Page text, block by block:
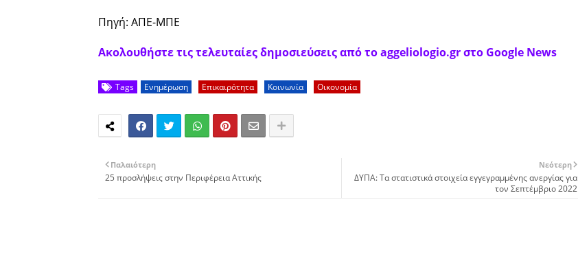
Πηγή: ΑΠΕ-ΜΠΕ
Ακολουθήστε τις τελευταίες δημοσιεύσεις από το aggeliologio.gr στο Google News
Tags Ενημέρωση Επικαιρότητα Κοινωνία Οικονομία
Νεότερη
ΔΥΠΑ: Τα στατιστικά στοιχεία εγγεγραμμένης ανεργίας για
τον Σεπτέμβριο 2022
Παλαιότερη
25 προσλήψεις στην Περιφέρεια Αττικής